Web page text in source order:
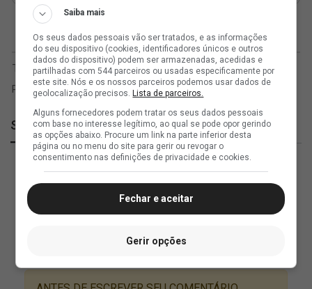
SuperVasco
Saiba mais
Os seus dados pessoais vão ser tratados, e as informações
do seu dispositivo (cookies, identificadores únicos e outros
dados do dispositivo) podem ser armazenadas, acedidas e
partilhadas com 544 parceiros ou usadas especificamente por
este site. Nós e os nossos parceiros podemos usar dados de
geolocalização precisos. Lista de parceiros.
Alguns fornecedores podem tratar os seus dados pessoais
com base no interesse legítimo, ao qual se pode opor gerindo
as opções abaixo. Procure um link na parte inferior desta
página ou no menu do site para gerir ou revogar o
consentimento nas definições de privacidade e cookies.
Fechar e aceitar
Gerir opções